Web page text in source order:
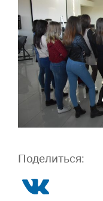
Поделиться: